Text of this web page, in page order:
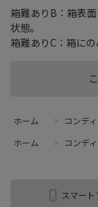
箱難ありB：箱表
状態。
箱難ありC：箱に
ホーム > コンデ
ホーム
> コンデ
スマート